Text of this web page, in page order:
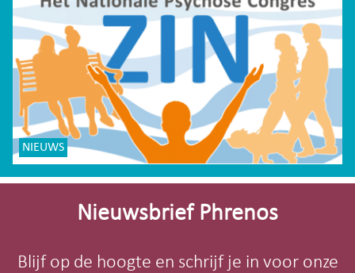
NIEUWS
Site-
Nieuwsbrief Phrenos
Blijf op de hoogte en schrijf je in voor onze